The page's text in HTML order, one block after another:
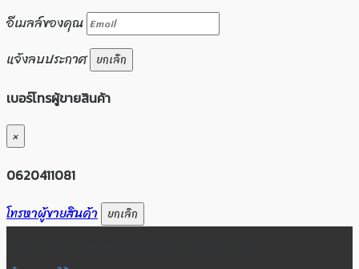
อีเมลล์ของคุณ
แจ้งลบประกาศ ยกเลิก
เบอร์โทรผู้ขายสินค้า
×
0620411081
โทรหาผู้ขายสินค้า ยกเลิก